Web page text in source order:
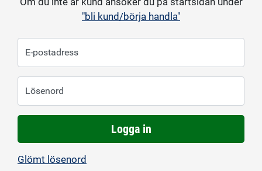
"bli kund/börja handla"
E-postadress
Lösenord
Logga in
Glömt lösenord